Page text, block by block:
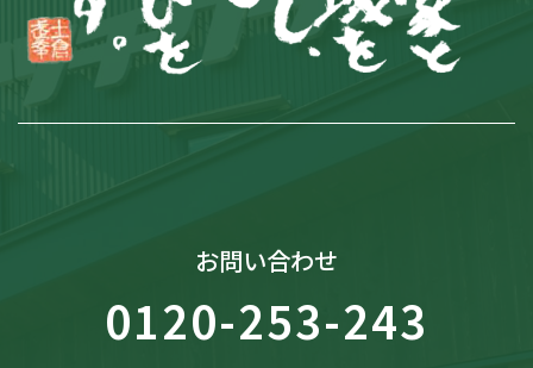
お問い合わせ
0120-253-243